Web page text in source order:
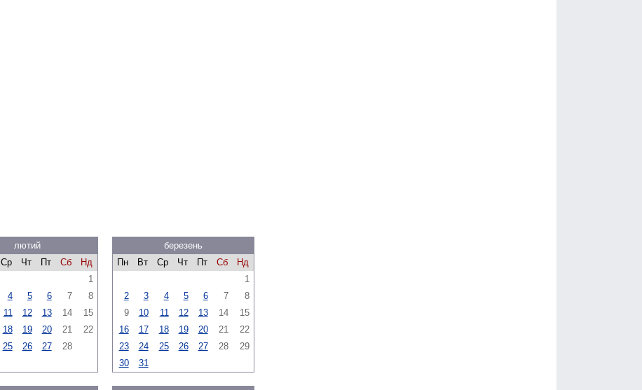
лютий
Ср Чт Пт Сб
Нд
1
4 5 6 7
8
11 12 13 14
15
18 19 20 21
22
25 26 27 28
березень
Пн
Вт Ср Чт Пт Сб
Нд
1
2
3 4 5 6 7
8
9
10 11 12 13 14
15
16
17 18 19 20 21
22
23
24 25 26 27 28
29
30
31